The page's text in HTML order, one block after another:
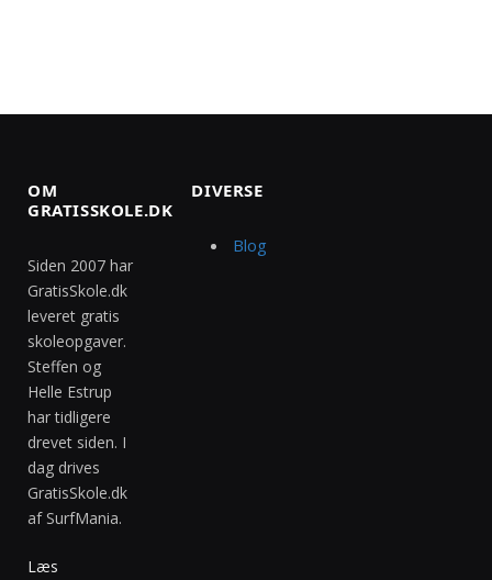
OM
GRATISSKOLE.DK
Siden 2007 har
GratisSkole.dk
leveret gratis
skoleopgaver.
Steffen og
Helle Estrup
har tidligere
drevet siden. I
dag drives
GratisSkole.dk
af SurfMania.
Læs
DIVERSE
Blog